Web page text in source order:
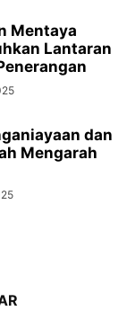
Mentaya
Lantaran
dan
Mengarah